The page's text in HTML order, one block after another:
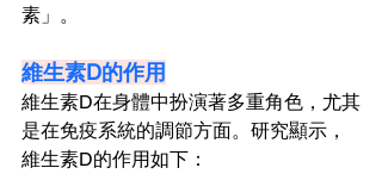
素」。
維生素D的作用
維生素D在身體中扮演著多重角色，尤其
是在免疫系統的調節方面。研究顯示，
維生素D的作用如下：